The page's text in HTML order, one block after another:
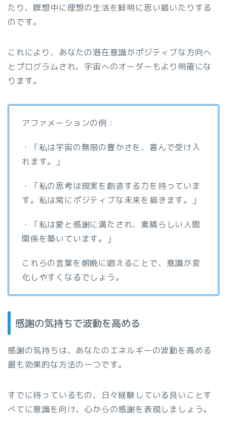
たり、瞑想中に理想の生活を鮮明に思い描いたりする
のです。
これにより、あなたの潜在意識がポジティブな方向へ
とプログラムされ、宇宙へのオーダーもより明確にな
ります。
アファメーションの例：
・「私は宇宙の無限の豊かさを、喜んで受け入
れます。」
・「私の思考は現実を創造する力を持っていま
す。私は常にポジティブな未来を描きます。」
・「私は愛と感謝に満たされ、素晴らしい人間
関係を築いています。」
これらの言葉を朝晩に唱えることで、意識が変
化しやすくなるでしょう。
感謝の気持ちで波動を高める
感謝の気持ちは、あなたのエネルギーの波動を高める
最も効果的な方法の一つです。
すでに持っているもの、日々経験している良いことす
べてに意識を向け、心からの感謝を表現しましょう。